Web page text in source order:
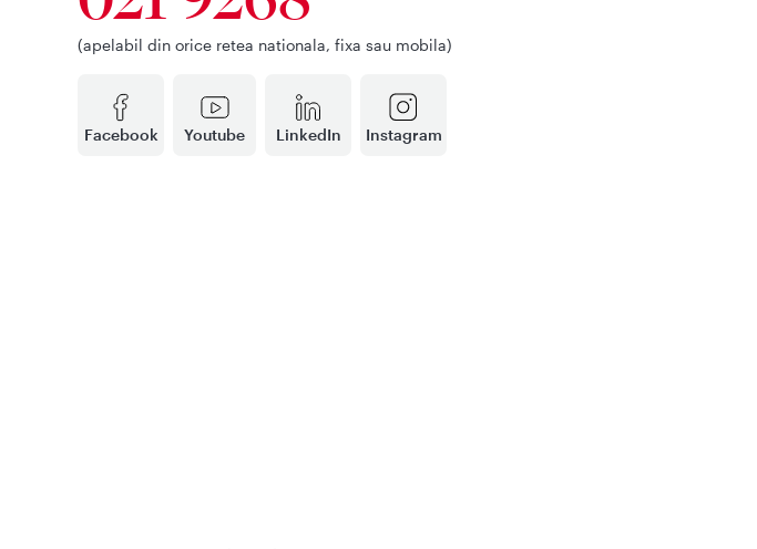
Facebook Youtube LinkedIn Instagram
(apelabil din orice retea nationala, fixa sau mobila)